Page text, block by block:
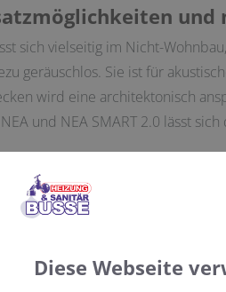
und
sich vielseitig im Nicht-
geräuschlos. Sie ist für
wird eine architektonisch
und NEA SMART 2.0 lässt
Contact große Flächen mit
und Heizen besonders
betreiben. Nicht zuletzt
mit wertvollen
wieder zuführen.
Diese Webseite